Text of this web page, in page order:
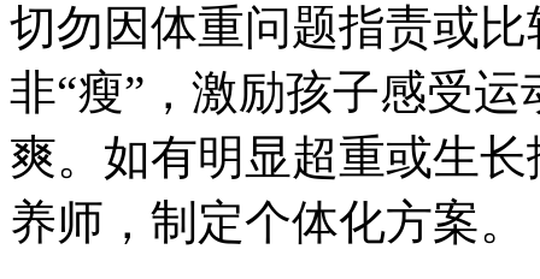
切勿因体重问题指责或
非“瘦”，激励孩子感受
爽。如有明显超重或生
养师，制定个体化方案。